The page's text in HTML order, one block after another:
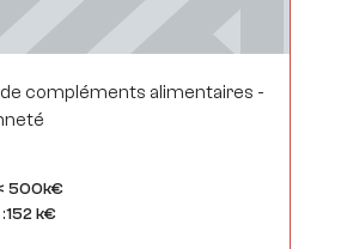
compléments alimentaires -
500k€
152 k€